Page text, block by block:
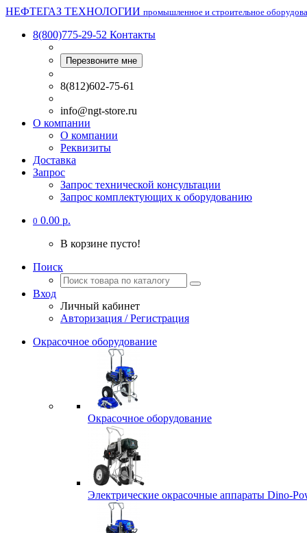
НЕФТЕГАЗ ТЕХНОЛОГИИ промышленное и строительное
8(800)775-29-52 Контакты
Перезвоните мне
8(812)602-75-61
info@ngt-store.ru
О компании
О компании
Реквизиты
Доставка
Запрос
Запрос технической консультации
Запрос комплектующих к оборудованию
0 0.00 р.
В корзине пусто!
Поиск
Вход
Личный кабинет
Авторизация / Регистрация
Окрасочное оборудование
Окрасочное оборудование
Электрические окрасочные аппараты Dino-